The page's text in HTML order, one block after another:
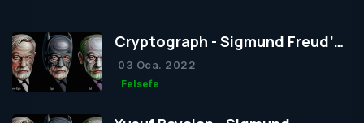
Cryptograph - Sigmund Freud’un
Yapısal Kuramı
03 Oca. 2022
Felsefe